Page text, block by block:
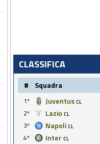
CLASSIFICA
# Squadra
1º Juventus CL
2º
Lazio CL
3º
Napoli CL
4º
Inter CL